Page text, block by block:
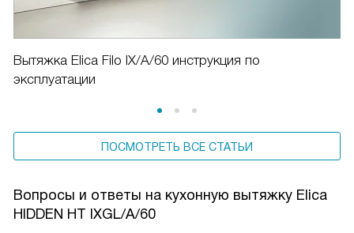
Вытяжка Elica Filo IX/A/60 инструкция по
эксплуатации
ПОСМОТРЕТЬ ВСЕ СТАТЬИ
Вопросы и ответы на кухонную вытяжку Elica
HIDDEN HT IXGL/A/60